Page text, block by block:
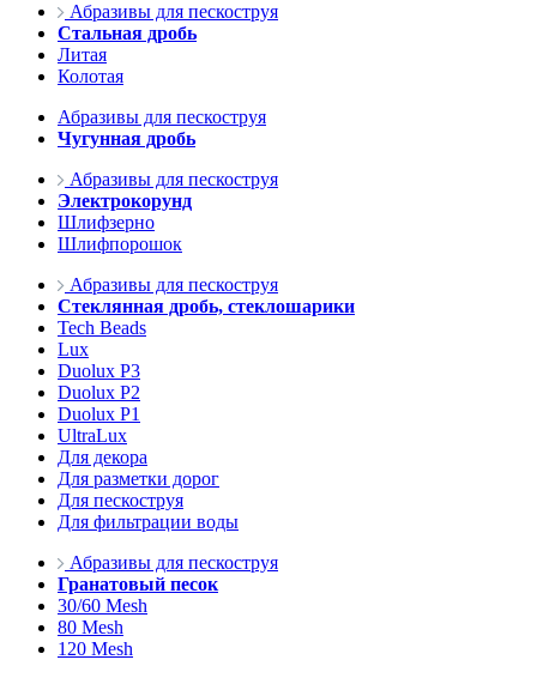
Абразивы для пескоструя
Стальная дробь
Литая
Колотая
Абразивы для пескоструя
Чугунная дробь
Абразивы для пескоструя
Электрокорунд
Шлифзерно
Шлифпорошок
Абразивы для пескоструя
Стеклянная дробь, стеклошарики
Tech Beads
Lux
Duolux P3
Duolux P2
Duolux P1
UltraLux
Для декора
Для разметки дорог
Для пескоструя
Для фильтрации воды
Абразивы для пескоструя
Гранатовый песок
30/60 Mesh
80 Mesh
120 Mesh